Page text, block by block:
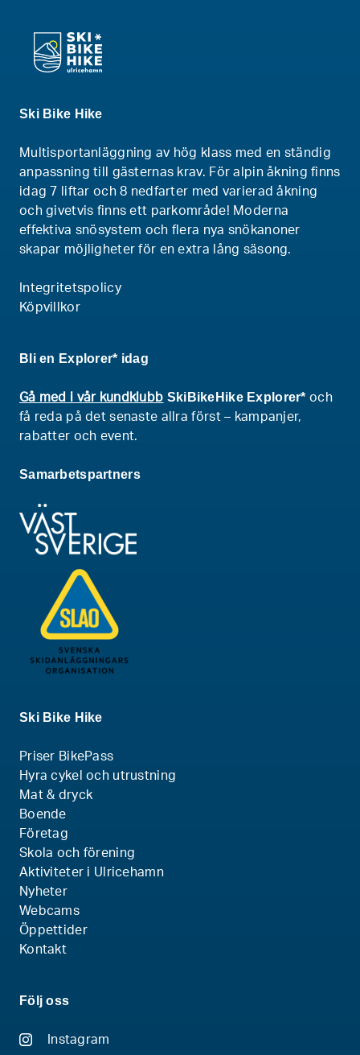
Ski Bike Hike
Multisportanläggning av hög klass med en ständig
anpassning till gästernas krav. För alpin åkning finns
idag 7 liftar och 8 nedfarter med varierad åkning
och givetvis finns ett parkområde! Moderna
effektiva snösystem och flera nya snökanoner
skapar möjligheter för en extra lång säsong.
Integritetspolicy
Köpvillkor
Bli en Explorer* idag
Gå med i vår kundklubb SkiBikeHike Explorer* och
få reda på det senaste allra först – kampanjer,
rabatter och event.
Samarbetspartners
Ski Bike Hike
Priser BikePass
Hyra cykel och utrustning
Mat & dryck
Boende
Företag
Skola och förening
Aktiviteter i Ulricehamn
Nyheter
Webcams
Öppettider
Kontakt
Följ oss
Instagram